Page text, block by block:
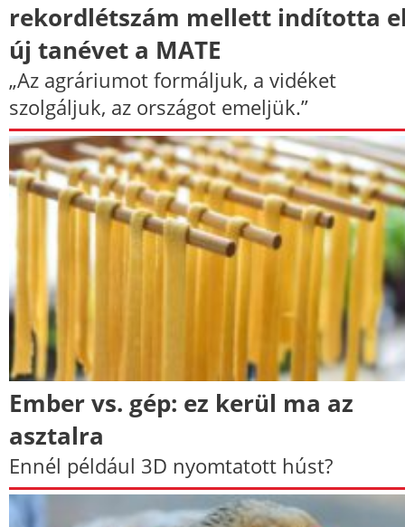
rekordlétszám mellett indította
új tanévet a MATE
„Az agráriumot formáljuk, a vidéket
szolgáljuk, az országot emeljük.”
Ember vs. gép: ez kerül ma az
asztalra
Ennél például 3D nyomtatott húst?